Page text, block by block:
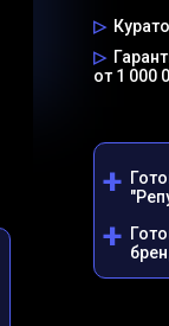
+
+
▷
▷
от 1 000